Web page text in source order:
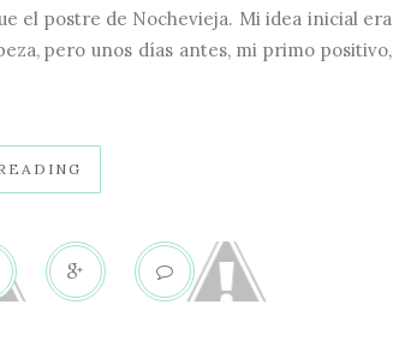
el postre de Nochevieja. Mi idea inicial era
pero unos días antes, mi primo positivo,